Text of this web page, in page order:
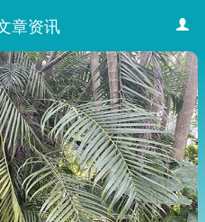
章资讯